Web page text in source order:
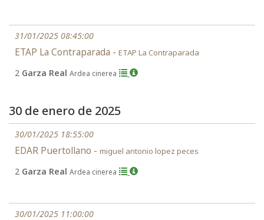
31/01/2025 08:45:00
ETAP La Contraparada - ETAP La Contraparada
2 Garza Real Ardea cinerea
30 de enero de 2025
30/01/2025 18:55:00
EDAR Puertollano - miguel antonio lopez peces
2 Garza Real Ardea cinerea
30/01/2025 11:00:00